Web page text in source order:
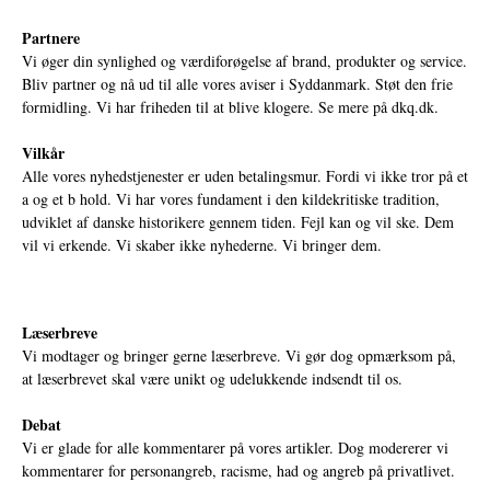
Partnere
Vi øger din synlighed og værdiforøgelse af brand, produkter og service.
Bliv partner og nå ud til alle vores aviser i Syddanmark. Støt den frie
formidling. Vi har friheden til at blive klogere. Se mere på dkq.dk.
Vilkår
Alle vores nyhedstjenester er uden betalingsmur. Fordi vi ikke tror på et
a og et b hold. Vi har vores fundament i den kildekritiske tradition,
udviklet af danske historikere gennem tiden. Fejl kan og vil ske. Dem
vil vi erkende. Vi skaber ikke nyhederne. Vi bringer dem.
Læserbreve
Vi modtager og bringer gerne læserbreve. Vi gør dog opmærksom på,
at læserbrevet skal være unikt og udelukkende indsendt til os.
Debat
Vi er glade for alle kommentarer på vores artikler. Dog modererer vi
kommentarer for personangreb, racisme, had og angreb på privatlivet.